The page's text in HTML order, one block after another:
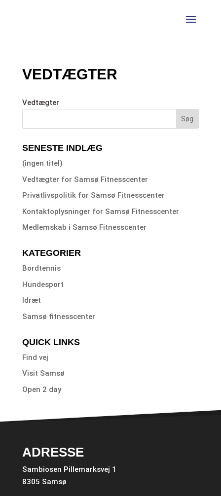
VEDTÆGTER
Vedtægter
SENESTE INDLÆG
(ingen titel)
Vedtægter for Samsø Fitnesscenter
Privatlivspolitik for Samsø Fitnesscenter
Kontaktoplysninger for Samsø Fitnesscenter
Medlemskab i Samsø Fitnesscenter
KATEGORIER
Bordtennis
Hundesport
Idræt
Samsø fitnesscenter
QUICK LINKS
Find vej
Visit Samsø
Open 2 day
ADRESSE
Sambiosen Pillemarksvej 1
8305 Samsø